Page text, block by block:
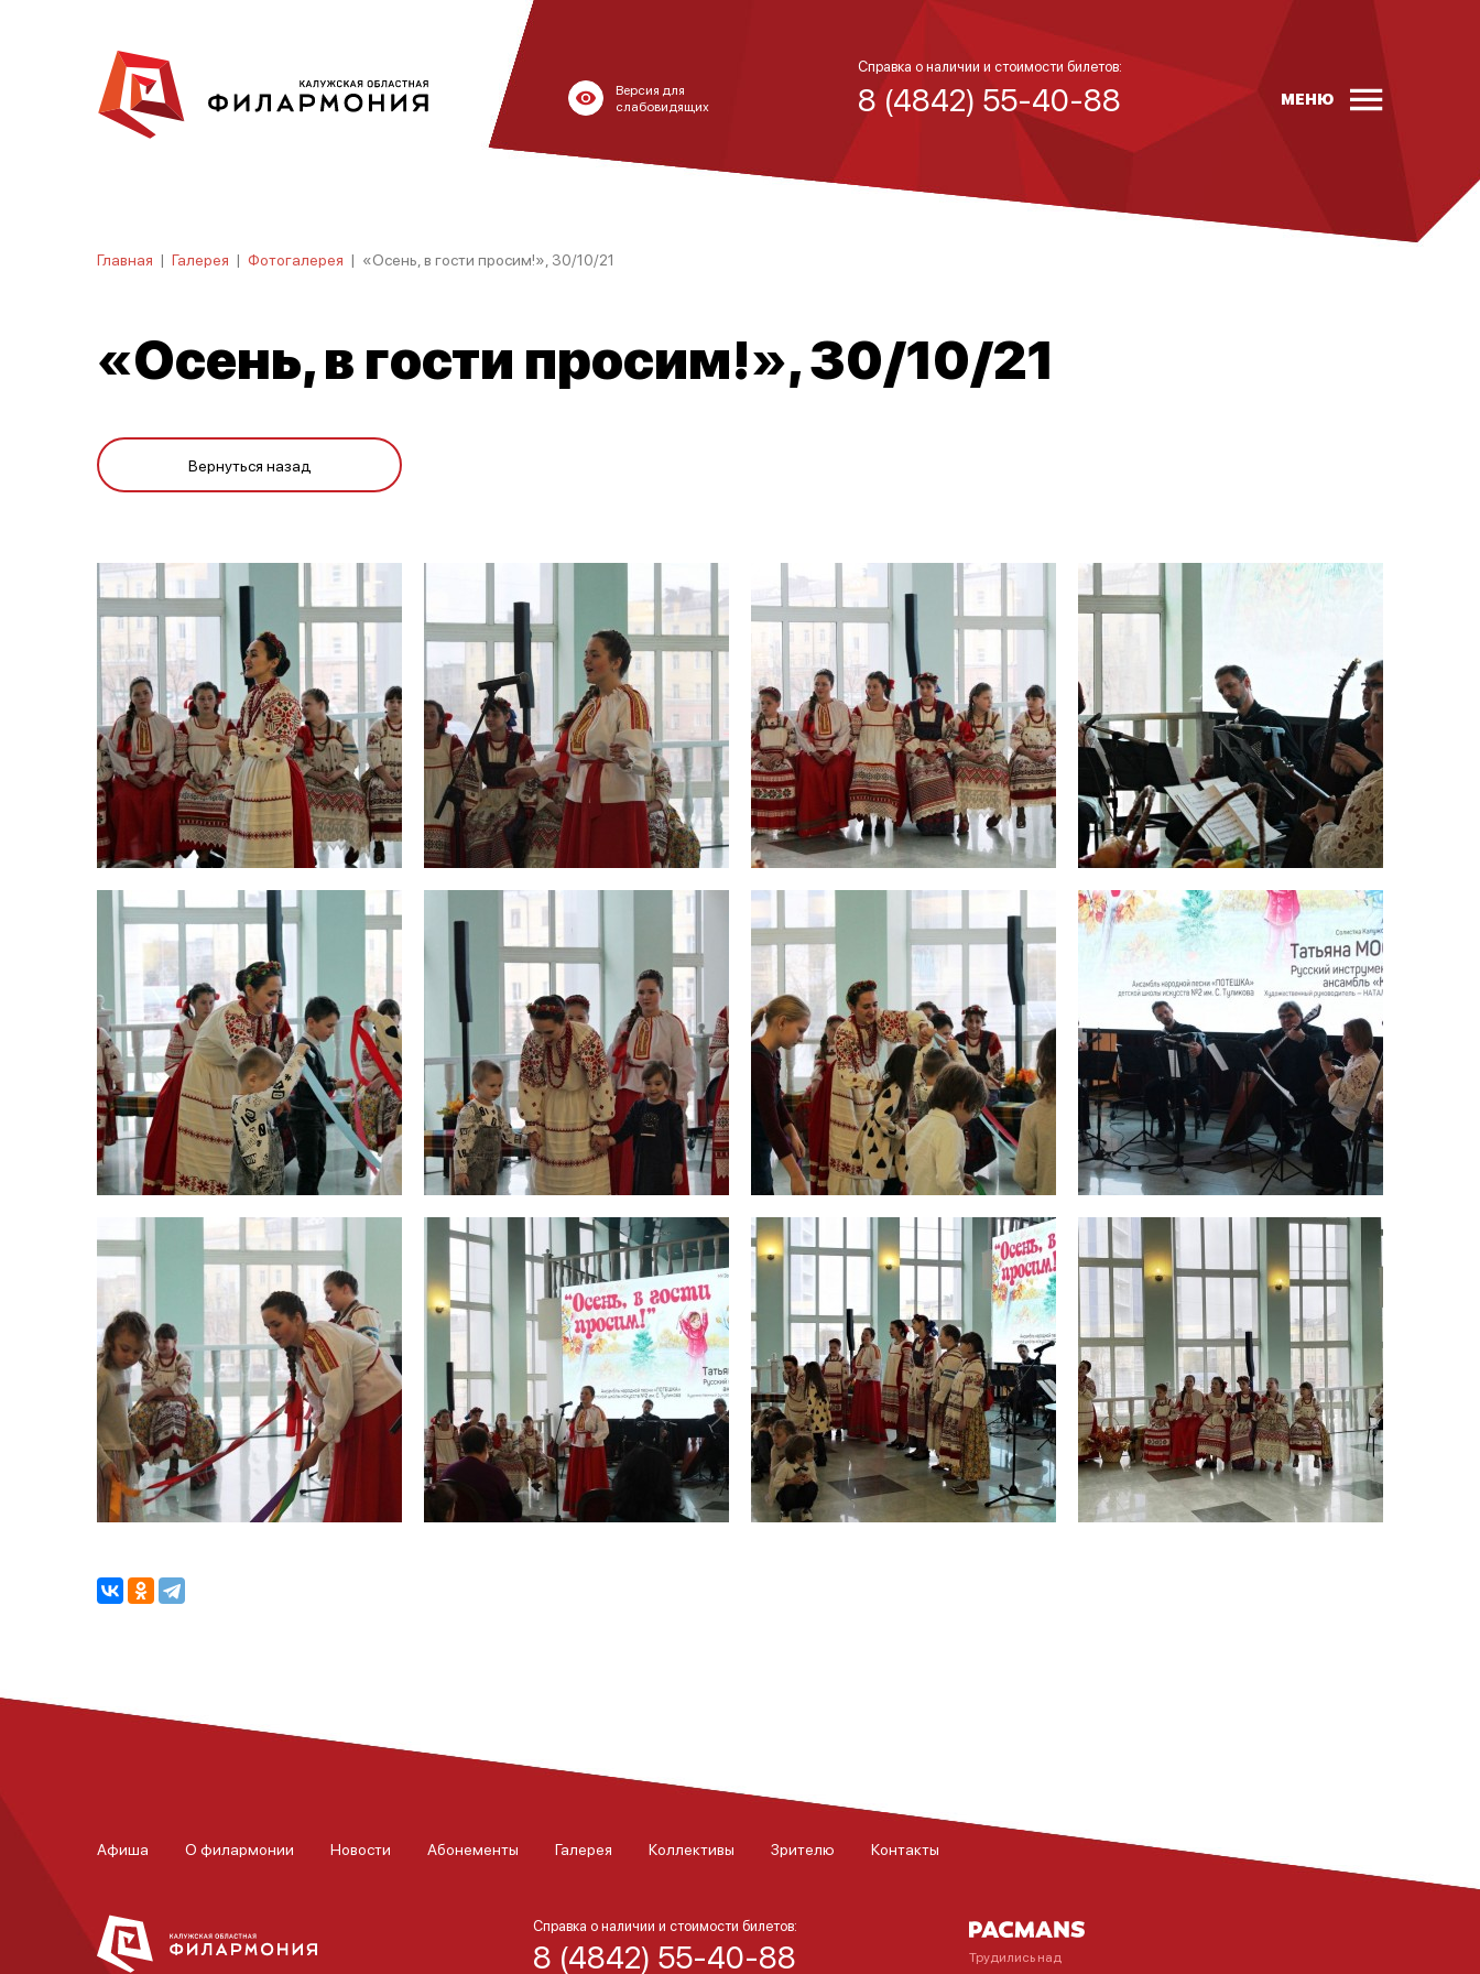
Версия для
слабовидящих
Справка о наличии и стоимости билетов:
8 (4842) 55-40-88 МЕНЮ
Главная | Галерея | Фотогалерея | «Осень, в гости просим!», 30/10/21
«Осень, в гости просим!», 30/10/21
Вернуться назад
Афиша О филармонии Новости Абонементы Галерея Коллективы Зрителю Контакты
Справка о наличии и стоимости билетов:
8 (4842) 55-40-88
Трудились над